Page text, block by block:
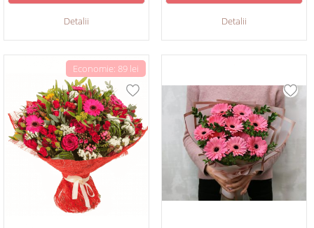
Detalii Detalii
Economie: 89 lei